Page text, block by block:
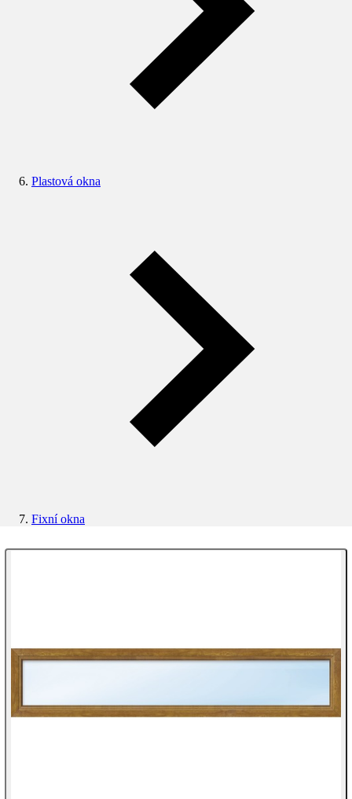
Plastová okna
Fixní okna